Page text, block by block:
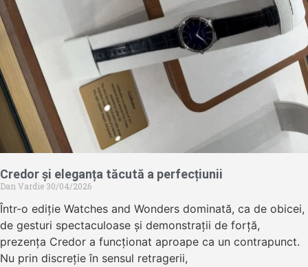
Credor și eleganța tăcută a perfecțiunii
Dan Vardie 30/04/2026
Într-o ediție Watches and Wonders dominată, ca de obicei,
de gesturi spectaculoase și demonstrații de forță,
prezența Credor a funcționat aproape ca un contrapunct.
Nu prin discreție în sensul retragerii,